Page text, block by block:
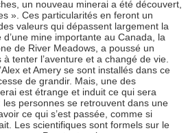
un nouveau minerai a été découvert,
». Ces particularités en feront un
valeurs qui dépassent largement la
d’une mine importante au Canada, la
de River Meadows, a poussé un
tenter l’aventure et a changé de vie.
et Amery se sont installés dans ce
de grandir. Mais, une des
est étrange et induit ce qui sera
personnes se retrouvent dans une
ce qui s’est passée, comme si
Les scientifiques sont formels sur le